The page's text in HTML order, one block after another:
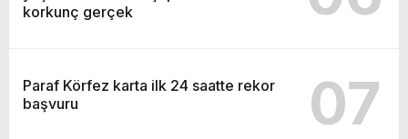
korkunç gerçek
Paraf Körfez karta ilk 24 saatte rekor
başvuru
07